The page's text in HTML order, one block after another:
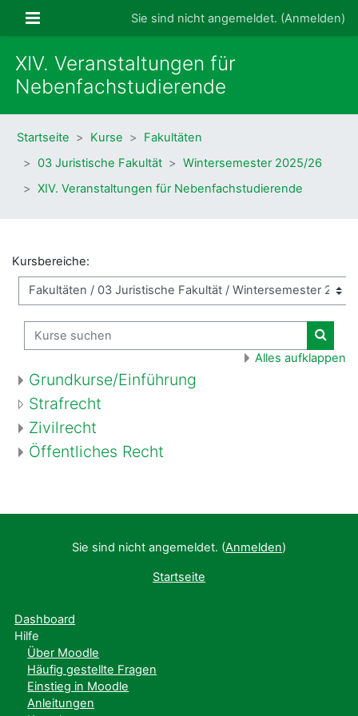
Website-ÜbersichtSie sind nicht angemeldet. (Anmelden)
XIV. Veranstaltungen für
Nebenfachstudierende
Startseite Kurse
Fakultäten
03 Juristische Fakultät
Wintersemester 2025/26
XIV. Veranstaltungen für Nebenfachstudierende
Kursbereiche:
Kurse suchen
Kurse
Alles aufklappen
Grundkurse/Einführung
Strafrecht
Zivilrecht
Öffentliches Recht
Sie sind nicht angemeldet. (Anmelden)
Startseite
Dashboard
Hilfe
Über Moodle
Häufig gestellte Fragen
Einstieg in Moodle
Anleitungen